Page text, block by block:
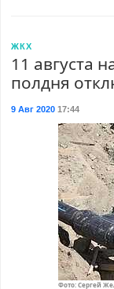
ЖКХ
11 августа
полдня
9 Авг 202017:44
Фото: Сергей